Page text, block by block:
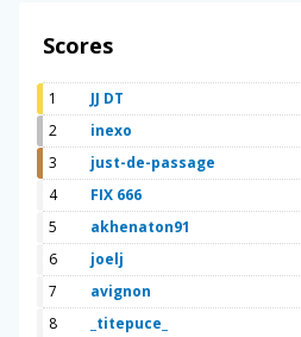
Scores
1 JJ DT
2
inexo
3
just-de-passage
4
FIX 666
5
akhenaton91
6
joelj
7
avignon
8
_titepuce_